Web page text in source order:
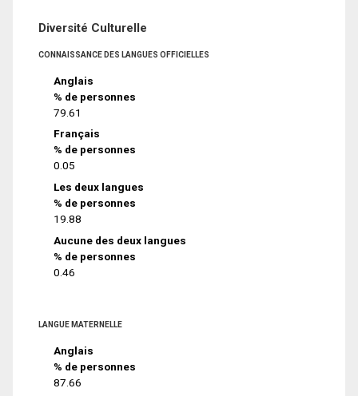
Diversité Culturelle
CONNAISSANCE DES LANGUES OFFICIELLES
Anglais
% de personnes
79.61
Français
% de personnes
0.05
Les deux langues
% de personnes
19.88
Aucune des deux langues
% de personnes
0.46
LANGUE MATERNELLE
Anglais
% de personnes
87.66